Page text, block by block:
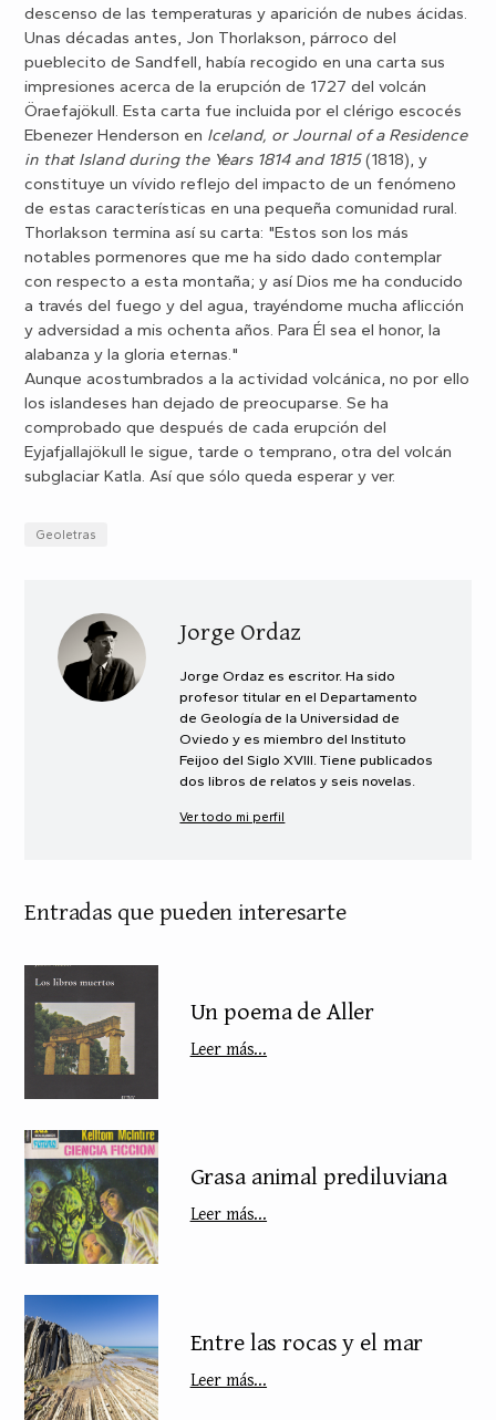
descenso de las temperaturas y aparición de nubes ácidas.
Unas décadas antes, Jon Thorlakson, párroco del
pueblecito de Sandfell, había recogido en una carta sus
impresiones acerca de la erupción de 1727 del volcán
Öraefajökull. Esta carta fue incluida por el clérigo escocés
Ebenezer Henderson en Iceland, or Journal of a Residence
in that Island during the Years 1814 and 1815(1818), y
constituye un vívido reflejo del impacto de un fenómeno
de estas características en una pequeña comunidad rural.
Thorlakson termina así su carta: "Estos son los más
notables pormenores que me ha sido dado contemplar
con respecto a esta montaña; y así Dios me ha conducido
a través del fuego y del agua, trayéndome mucha aflicción
y adversidad a mis ochenta años. Para Él sea el honor, la
alabanza y la gloria eternas."
Aunque acostumbrados a la actividad volcánica, no por ello
los islandeses han dejado de preocuparse. Se ha
comprobado que después de cada erupción del
Eyjafjallajökull le sigue, tarde o temprano, otra del volcán
subglaciar Katla. Así que sólo queda esperar y ver.
Geoletras
Jorge Ordaz
Jorge Ordaz es escritor. Ha sido
profesor titular en el Departamento
de Geología de la Universidad de
Oviedo y es miembro del Instituto
Feijoo del Siglo XVIII. Tiene publicados
dos libros de relatos y seis novelas.
Ver todo mi perfil
Entradas que pueden interesarte
Un poema de Aller
Leer más...
Grasa animal prediluviana
Leer más...
Entre las rocas y el mar
Leer más...